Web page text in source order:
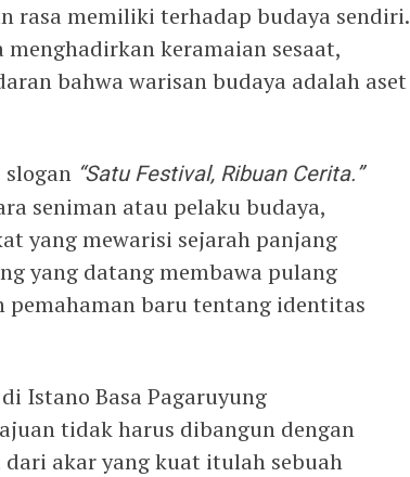
rasa memiliki terhadap budaya sendiri.
keramaian sesaat,
bahwa warisan budaya adalah aset
“Satu Festival, Ribuan Cerita.”
seniman atau pelaku budaya,
yang mewarisi sejarah panjang
yang datang membawa pulang
pemahaman baru tentang identitas
Istano Basa Pagaruyung
tidak harus dibangun dengan
akar yang kuat itulah sebuah